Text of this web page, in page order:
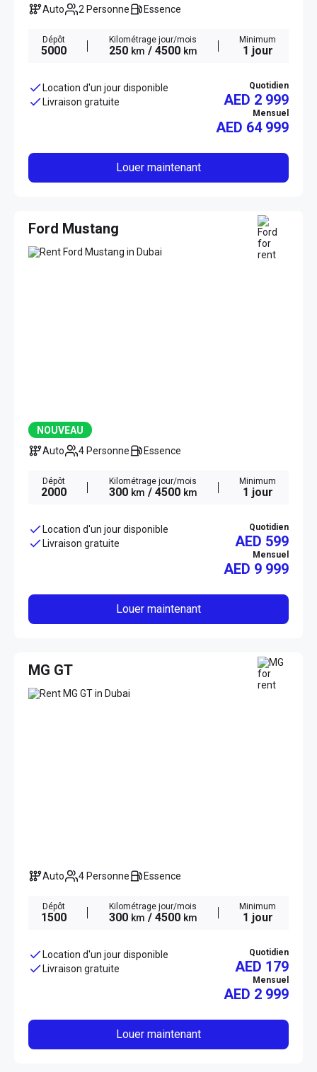
Auto 2 Personne Essence
Dépôt
5000
Kilométrage jour/mois
250 km / 4500 km
Minimum
1 jour
Location d'un jour disponible
Livraison gratuite
Quotidien
AED 2 999
Mensuel
AED 64 999
Louer maintenant
Ford Mustang
NOUVEAU
Auto
4 Personne Essence
Dépôt
2000
Kilométrage jour/mois
300 km / 4500 km
Minimum
1 jour
Location d'un jour disponible
Livraison gratuite
Quotidien
AED 599
Mensuel
AED 9 999
Louer maintenant
MG GT
Auto 4 Personne Essence
Dépôt
1500
Kilométrage jour/mois
300 km / 4500 km
Minimum
1 jour
Location d'un jour disponible
Livraison gratuite
Quotidien
AED 179
Mensuel
AED 2 999
Louer maintenant